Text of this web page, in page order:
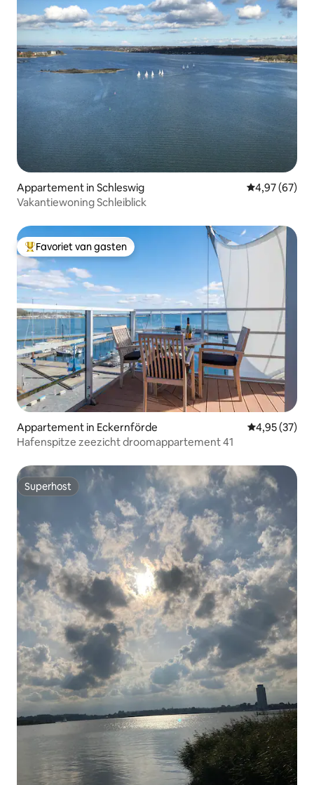
Appartement in Schleswig Gemiddelde
4,97 (67)
Vakantiewoning Schleiblick
Topfavoriet van gasten
Favoriet van gasten
Appartement in Eckernförde Gemiddelde
4,95 (37)
Hafenspitze zeezicht droomappartement 41
Superhost
Superhost